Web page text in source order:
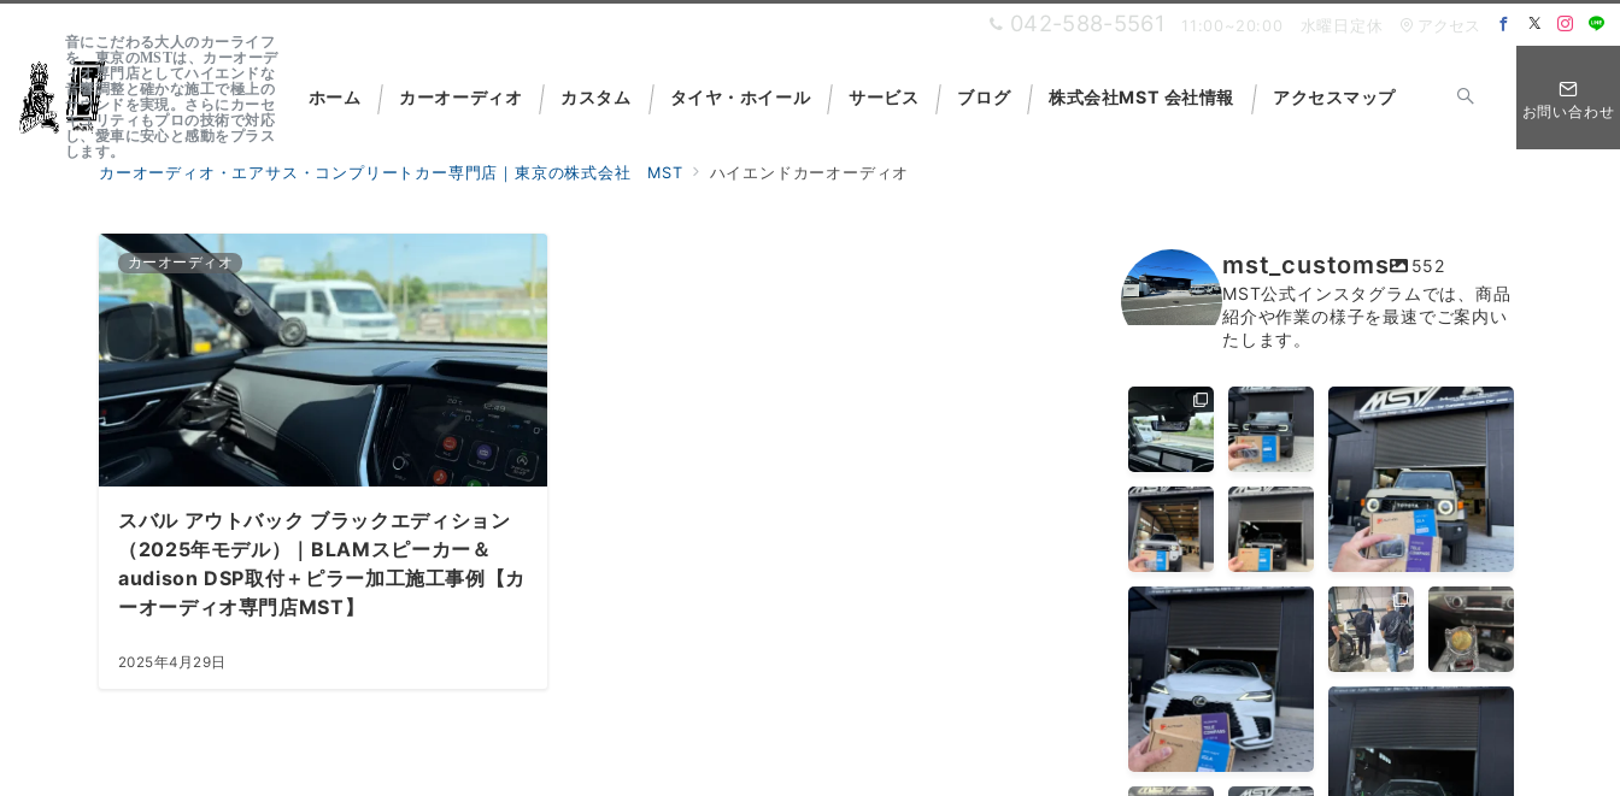
042-588-5561 11:00~20:00 水曜日定休 アクセス
音にこだわる大人のカーライフ
を。東京のMSTは、カーオーデ
ィオ専門店としてハイエンドな
音響調整と確かな施工で極上の
サウンドを実現。さらにカーセ
キュリティもプロの技術で対応
し、愛車に安心と感動をプラス
します。
ホーム カーオーディオ カスタム タイヤ・ホイール サービス ブログ 株式会社MST 会社情報 アクセスマップ
お問い合わせ
カーオーディオ・エアサス・コンプリートカー専門店｜東京の株式会社 MST ハイエンドカーオーディオ
カーオーディオ
スバル アウトバック ブラックエディション
（2025年モデル）｜BLAMスピーカー＆
audison DSP取付＋ピラー加工施工事例【カ
ーオーディオ専門店MST】
2025年4月29日
mst_customs
552
MST公式インスタグラムでは、商品
紹介や作業の様子を最速でご案内い
たします。
あらゆるク
ルマに、最
適な答えを
導き出す。
...
見えない防
御こそ、本
当の安心感
に繋がりま
す。
ランドクル
ーザー...
システムの組み合わせで、
守りの層を深くする。
注目される
車だからこ
そ、安心感
は深く静か
に。
...
クルマ本来の快適さを損な
わずに、見えない防御を。
レクサス...
普段の使い
勝手を一切
変えること
なく、確実
な安心感
を。
...
本場のメー
カーも注目
する、一台
ごとの設計
思想。
先日、アメ
リカのカー
オーディオ
メーカー...
私たちが追
求する空間
表現が、評
価をいただ
きました。
先日開催さ
安心感は、二重、三重の
「見えない備え」から生ま
各セクション毎に専門ブランドを立ち上げプロショップを運営しており
MST Customs
カスタマイズプロショップ